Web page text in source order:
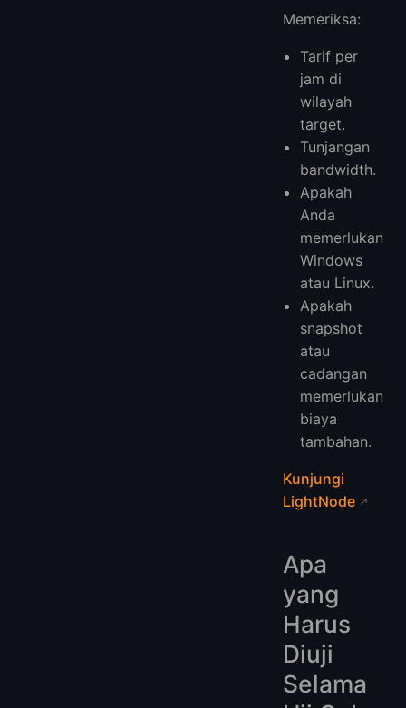
Memeriksa:
Tarif per
jam di
wilayah
target.
Tunjangan
bandwidth.
Apakah
Anda
memerlukan
Windows
atau Linux.
Apakah
snapshot
atau
cadangan
memerlukan
biaya
tambahan.
Kunjungi
LightNode
Apa
yang
Harus
Diuji
Selama